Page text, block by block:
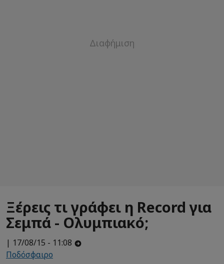
Ξέρεις τι γράφει η Record για
Σεμπά - Ολυμπιακό;
| 17/08/15 - 11:08
Ποδόσφαιρο